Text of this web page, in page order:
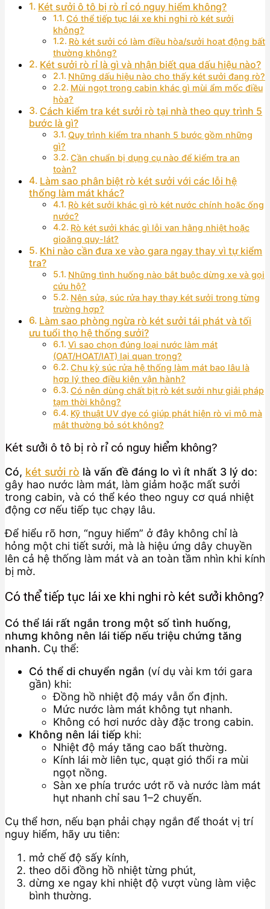
Két sưởi ô tô bị rò rỉ có nguy hiểm không?
Có thể tiếp tục lái xe khi nghi rò két sưởi
không?
Rò két sưởi có làm điều hòa/sưởi hoạt động bất
thường không?
Két sưởi rò rỉ là gì và nhận biết qua dấu hiệu nào?
Những dấu hiệu nào cho thấy két sưởi đang rò?
Mùi ngọt trong cabin khác gì mùi ẩm mốc điều
hòa?
Cách kiểm tra két sưởi rò tại nhà theo quy trình 5
bước là gì?
Quy trình kiểm tra nhanh 5 bước gồm những
gì?
Cần chuẩn bị dụng cụ nào để kiểm tra an
toàn?
Làm sao phân biệt rò két sưởi với các lỗi hệ
thống làm mát khác?
Rò két sưởi khác gì rò két nước chính hoặc ống
nước?
Rò két sưởi khác gì lỗi van hằng nhiệt hoặc
gioăng quy-lát?
Khi nào cần đưa xe vào gara ngay thay vì tự kiểm
tra?
Những tình huống nào bắt buộc dừng xe và gọi
cứu hộ?
Nên sửa, súc rửa hay thay két sưởi trong từng
trường hợp?
Làm sao phòng ngừa rò két sưởi tái phát và tối
ưu tuổi thọ hệ thống sưởi?
Vì sao chọn đúng loại nước làm mát
(OAT/HOAT/IAT) lại quan trọng?
Chu kỳ súc rửa hệ thống làm mát bao lâu là
hợp lý theo điều kiện vận hành?
Có nên dùng chất bịt rò két sưởi như giải pháp
tạm thời không?
Kỹ thuật UV dye có giúp phát hiện rò vi mô mà
mắt thường bỏ sót không?
Két sưởi ô tô bị rò rỉ có nguy hiểm không?
Có, két sưởi rò là vấn đề đáng lo vì ít nhất 3 lý do:
gây hao nước làm mát, làm giảm hoặc mất sưởi
trong cabin, và có thể kéo theo nguy cơ quá nhiệt
động cơ nếu tiếp tục chạy lâu.
Để hiểu rõ hơn, “nguy hiểm” ở đây không chỉ là
hỏng một chi tiết sưởi, mà là hiệu ứng dây chuyền
lên cả hệ thống làm mát và an toàn tầm nhìn khi kính
bị mờ.
Có thể tiếp tục lái xe khi nghi rò két sưởi không?
Có thể lái rất ngắn trong một số tình huống,
nhưng không nên lái tiếp nếu triệu chứng tăng
nhanh. Cụ thể:
Có thể di chuyển ngắn (ví dụ vài km tới gara
gần) khi:
Đồng hồ nhiệt độ máy vẫn ổn định.
Mức nước làm mát không tụt nhanh.
Không có hơi nước dày đặc trong cabin.
Không nên lái tiếp khi:
Nhiệt độ máy tăng cao bất thường.
Kính lái mờ liên tục, quạt gió thổi ra mùi
ngọt nồng.
Sàn xe phía trước ướt rõ và nước làm mát
hụt nhanh chỉ sau 1–2 chuyến.
Cụ thể hơn, nếu bạn phải chạy ngắn để thoát vị trí
nguy hiểm, hãy ưu tiên:
mở chế độ sấy kính,
theo dõi đồng hồ nhiệt từng phút,
dừng xe ngay khi nhiệt độ vượt vùng làm việc
bình thường.